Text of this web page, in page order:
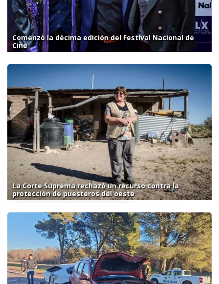
Comenzó la décima edición del Festival Nacional de
Cine
La Corte Suprema rechazó un recurso contra la
protección de puesteros del oeste